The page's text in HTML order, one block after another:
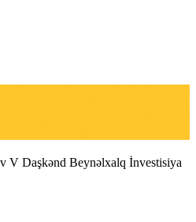
V Daşkənd Beynəlxalq İnvestisiya